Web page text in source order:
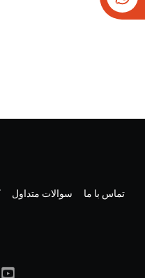
سوالات متداول تماس با ما